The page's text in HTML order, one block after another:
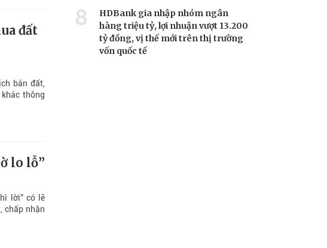
đất
bán đất,
thông
lo lỗ”
lời” có lẽ
chấp nhận
8
HDBank gia nhập nhóm ngân
hàng triệu tỷ, lợi nhuận vượt 13.200
tỷ đồng, vị thế mới trên thị trường
vốn quốc tế